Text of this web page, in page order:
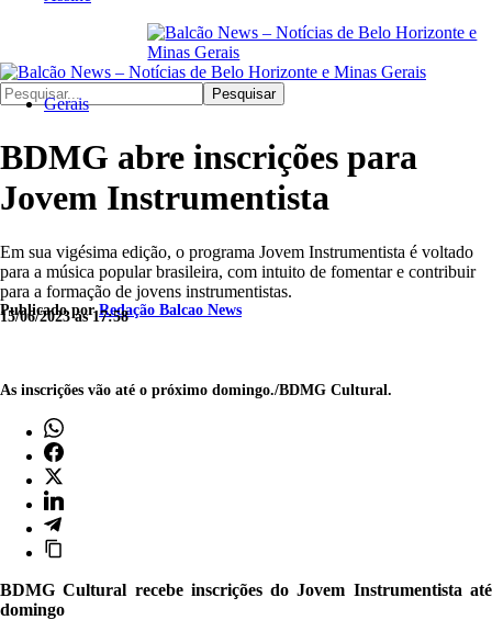
Pesquisar
Gerais
BDMG abre inscrições para
Jovem Instrumentista
Em sua vigésima edição, o programa Jovem Instrumentista é voltado
para a música popular brasileira, com intuito de fomentar e contribuir
para a formação de jovens instrumentistas.
Publicado porRedação Balcao News
15/06/2023 às 17:58
As inscrições vão até o próximo domingo./BDMG Cultural.
BDMG Cultural recebe inscrições do Jovem Instrumentista até
domingo